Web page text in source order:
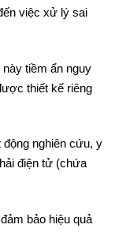
việc xử lý sai
tiềm ẩn nguy
thiết kế riêng
nghiên cứu, y
điện tử (chứa
bảo hiệu quả